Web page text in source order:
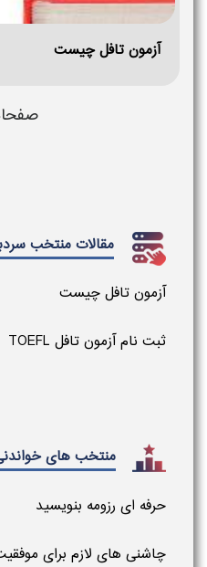
آزمون تافل چیست
مقالات منتخب
آزمون تافل چیست
ثبت نام آزمون تافل TOEFL
منتخب های
حرفه ای رزومه بنویسید
چاشنی های لازم برای